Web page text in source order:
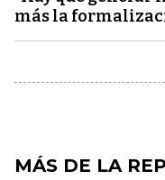
más la
MÁS DE LA